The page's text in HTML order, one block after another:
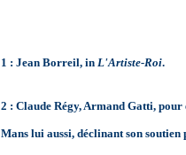
1 : Jean Borreil, in L'Artiste-Roi.
2 : Claude Régy, Armand Gatti,
Mans lui aussi, déclinant son